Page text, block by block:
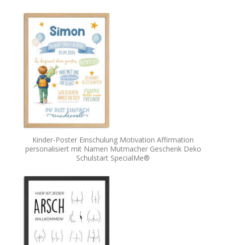
Kinder-Poster Einschulung Motivation Affirmation
personalisiert mit Namen Mutmacher Geschenk Deko
Schulstart SpecialMe®